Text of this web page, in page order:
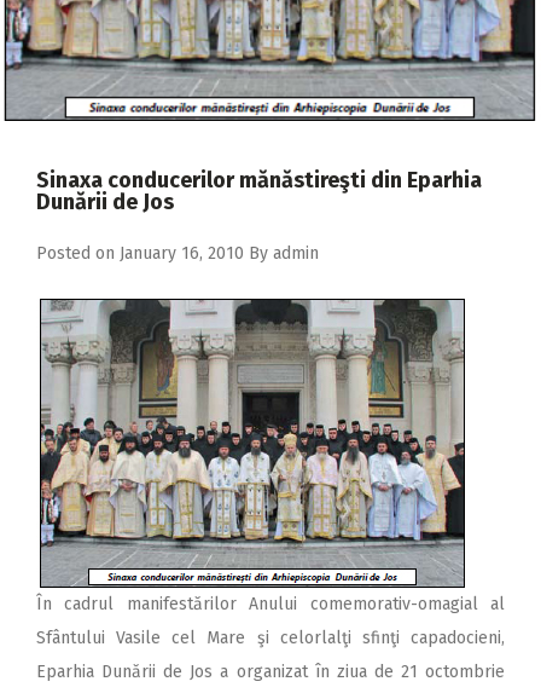
2021
2020
2017
2014
2013
2012
2011
2010
2009
Sinaxa conducerilor mănăstireşti din Eparhia
Dunării de Jos
Posted on January 16, 2010 By admin
În cadrul manifestărilor Anului comemorativ-omagial al
Sfântului Vasile cel Mare şi celorlalţi sfinţi capadocieni,
Eparhia Dunării de Jos a organizat în ziua de 21 octombrie